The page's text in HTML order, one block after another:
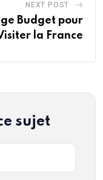
NEXT POST
Budget pour
la France
sujet